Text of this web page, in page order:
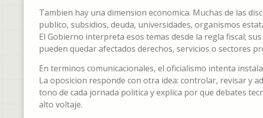
Tambien hay una dimension economica. Muchas de las
publico, subsidios, deuda, universidades, organismos
El Gobierno interpreta esos temas desde la regla fiscal;
pueden quedar afectados derechos, servicios o sectores
En terminos comunicacionales, el oficialismo intenta
La oposicion responde con otra idea: controlar, revisar y
tono de cada jornada politica y explica por que debates
alto voltaje.